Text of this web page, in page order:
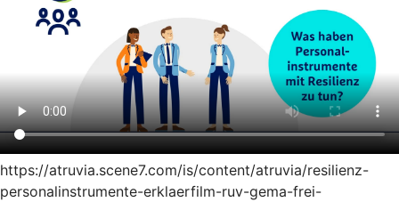
https://atruvia.scene7.com/is/content/atruvia/resilienz-
personalinstrumente-erklaerfilm-ruv-gema-frei-